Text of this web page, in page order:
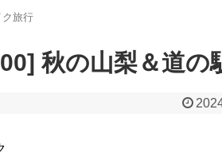
ク旅行
秋の山梨＆道の